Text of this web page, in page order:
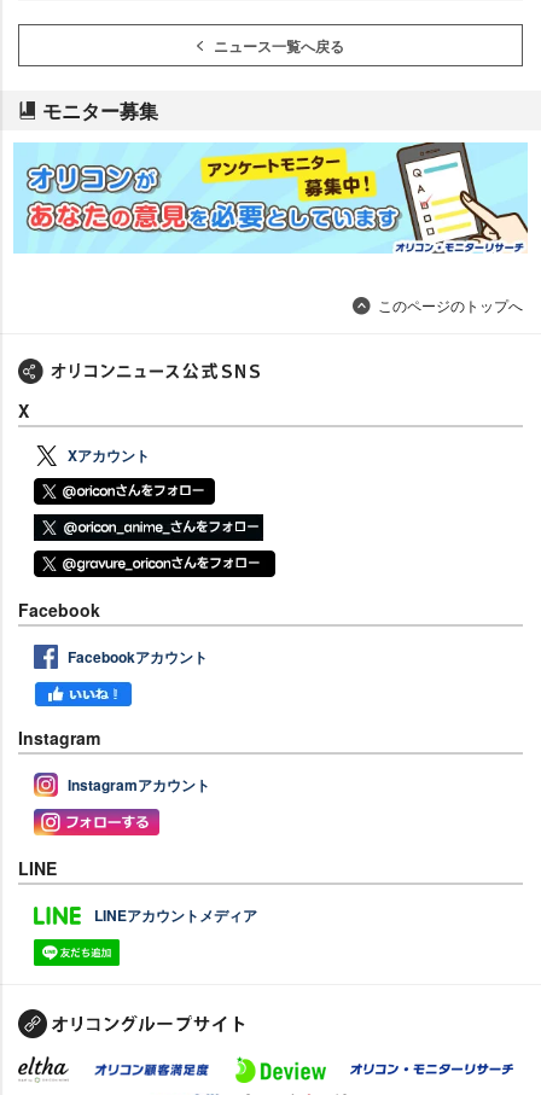
ニュース一覧へ戻る
モニター募集
このページのトップへ
X
Xアカウント
Facebook
Facebookアカウント
Instagram
Instagramアカウント
LINE
LINEアカウントメディア